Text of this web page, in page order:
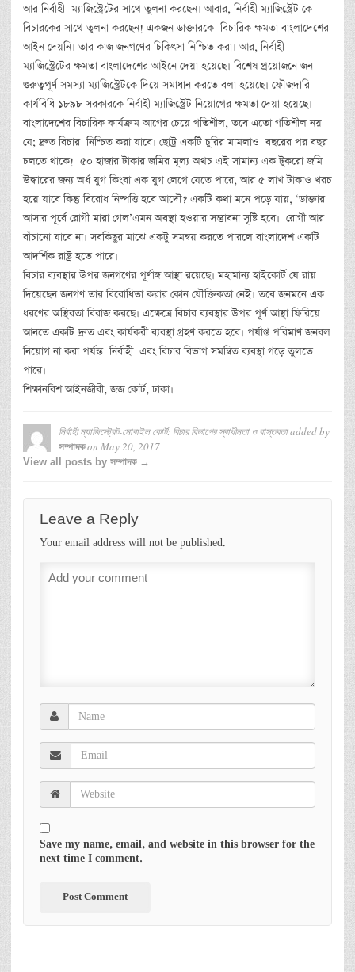
আর নির্বাহী ম্যাজিস্ট্রেটের সাথে তুলনা করছেন। আবার, নির্বাহী ম্যাজিস্ট্রেট কে
বিচারকের সাথে তুলনা করছেন! একজন ডাক্তারকে বিচারিক ক্ষমতা বাংলাদেশের
আইন দেয়নি। তার কাজ জনগণের চিকিৎসা নিশ্চিত করা। আর, নির্বাহী
ম্যাজিস্ট্রেটের ক্ষমতা বাংলাদেশের আইনে দেয়া হয়েছে। বিশেষ প্রয়োজনে জন
গুরুত্বপূর্ণ সমস্যা ম্যাজিস্ট্রেটকে দিয়ে সমাধান করতে বলা হয়েছে। ফৌজদারি
কার্যবিধি ১৮৯৮ সরকারকে নির্বাহী ম্যাজিস্ট্রেট নিয়োগের ক্ষমতা দেয়া হয়েছে।
বাংলাদেশের বিচারিক কার্যক্রম আগের চেয়ে গতিশীল, তবে এতো গতিশীল নয়
যে; দ্রুত বিচার নিশ্চিত করা যাবে। ছোট্র একটি চুরির মামলাও বছরের পর বছর
চলতে থাকে! ৫০ হাজার টাকার জমির মূল্য অথচ এই সামান্য এক টুকরো জমি
উদ্ধারের জন্য অর্ধ যুগ কিংবা এক যুগ লেগে যেতে পারে, আর ৫ লাখ টাকাও খরচ
হয়ে যাবে কিন্তু বিরোধ নিষ্পত্তি হবে আদৌ? একটি কথা মনে পড়ে যায়, ‘ডাক্তার
আসার পূর্বে রোগী মারা গেল’এমন অবস্থা হওয়ার সম্ভাবনা সৃষ্টি হবে। রোগী আর
বাঁচানো যাবে না। সবকিছুর মাঝে একটু সমন্বয় করতে পারলে বাংলাদেশ একটি
আদর্শিক রাষ্ট্র হতে পারে।
বিচার ব্যবস্থার উপর জনগণের পূর্ণাঙ্গ আস্থা রয়েছে। মহামান্য হাইকোর্ট যে রায়
দিয়েছেন জনগণ তার বিরোধিতা করার কোন যৌক্তিকতা নেই। তবে জনমনে এক
ধরণের অস্থিরতা বিরাজ করছে। এক্ষেত্রে বিচার ব্যবস্থার উপর পূর্ণ আস্থা ফিরিয়ে
আনতে একটি দ্রুত এবং কার্যকরী ব্যবস্থা গ্রহণ করতে হবে। পর্যাপ্ত পরিমাণ জনবল
নিয়োগ না করা পর্যন্ত নির্বাহী এবং বিচার বিভাগ সমন্বিত ব্যবস্থা গড়ে তুলতে
পারে।
শিক্ষানবিশ আইনজীবী, জজ কোর্ট, ঢাকা।
নির্বাহী ম্যাজিস্ট্রেট-মোবাইল কোর্ট: বিচার বিভাগের স্বাধীনতা ও বাস্তবতাadded by
সম্পাদকon May 20, 2017
View all posts by সম্পাদক →
Leave a Reply
Your email address will not be published.
Save my name, email, and website in this browser for the
next time I comment.